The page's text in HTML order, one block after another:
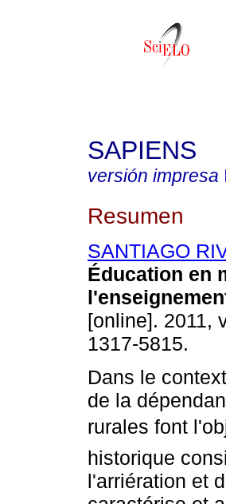
SAPIENS
versión impresa
Resumen
SANTIAGO
Éducation en
[online]. 2011,
1317-5815.
Dans le
de la
rurales font
historique
l'arriération et